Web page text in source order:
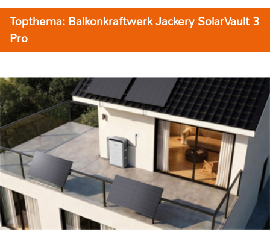
Topthema: Balkonkraftwerk Jackery SolarVault 3
Pro